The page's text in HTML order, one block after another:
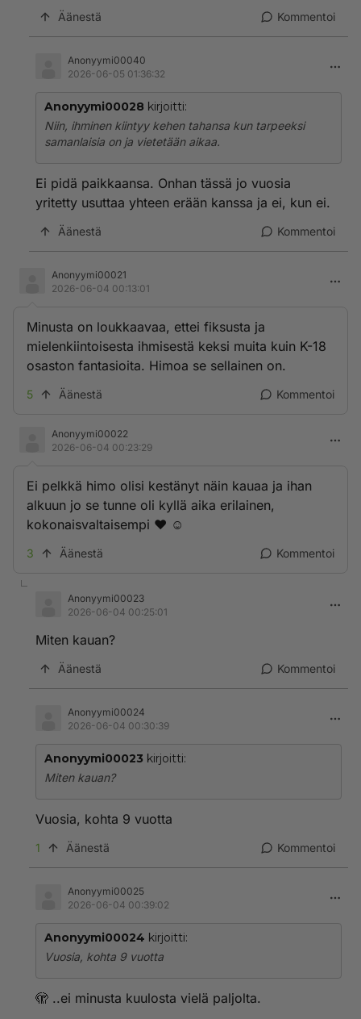
Äänestä Kommentoi
Anonyymi00040
2026-06-05 01:36:32
Anonyymi00028 kirjoitti:
Niin, ihminen kiintyy kehen tahansa kun tarpeeksi
samanlaisia on ja vietetään aikaa.
Ei pidä paikkaansa. Onhan tässä jo vuosia
yritetty usuttaa yhteen erään kanssa ja ei, kun ei.
Äänestä Kommentoi
Anonyymi00021
2026-06-04 00:13:01
Minusta on loukkaavaa, ettei fiksusta ja
mielenkiintoisesta ihmisestä keksi muita kuin K-18
osaston fantasioita. Himoa se sellainen on.
5 Äänestä Kommentoi
Anonyymi00022
2026-06-04 00:23:29
Ei pelkkä himo olisi kestänyt näin kauaa ja ihan
alkuun jo se tunne oli kyllä aika erilainen,
kokonaisvaltaisempi ❤️ ☺️
3 Äänestä Kommentoi
Anonyymi00023
2026-06-04 00:25:01
Miten kauan?
Äänestä Kommentoi
Anonyymi00024
2026-06-04 00:30:39
Anonyymi00023 kirjoitti:
Miten kauan?
Vuosia, kohta 9 vuotta
1 Äänestä Kommentoi
Anonyymi00025
2026-06-04 00:39:02
Anonyymi00024 kirjoitti:
Vuosia, kohta 9 vuotta
🫣 ..ei minusta kuulosta vielä paljolta.